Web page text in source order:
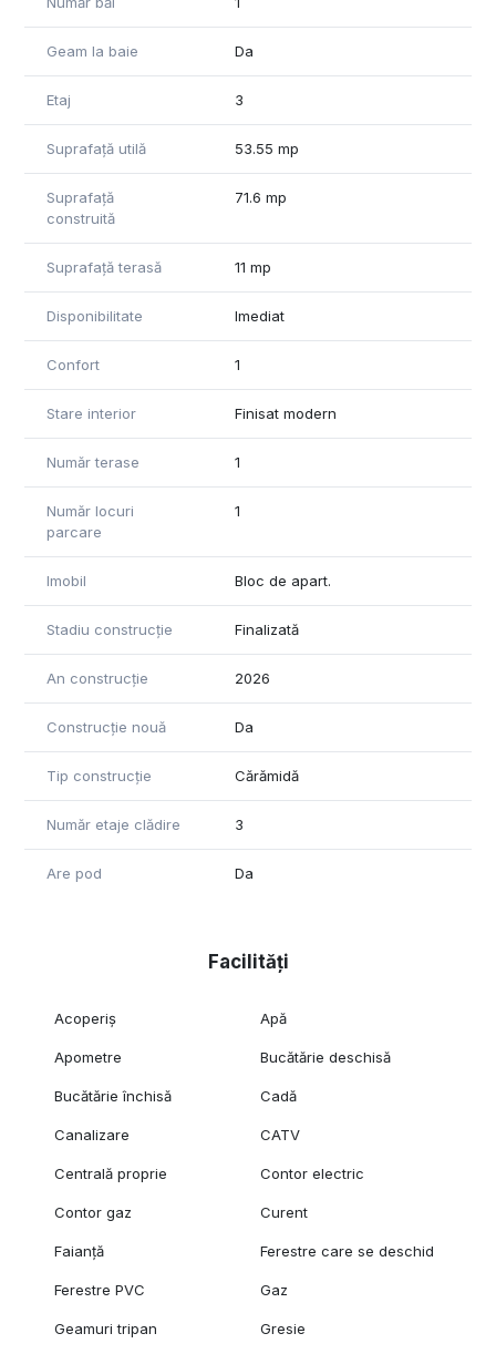
Geam la baie Da
Etaj 3
Suprafață utilă 53.55 mp
Suprafață
construită
71.6 mp
Suprafață terasă 11 mp
Disponibilitate Imediat
Confort 1
Stare interior Finisat modern
Număr terase 1
Număr locuri
parcare
1
Imobil Bloc de apart.
Stadiu construcție Finalizată
An construcție 2026
Construcție nouă Da
Tip construcție Cărămidă
Număr etaje clădire 3
Are pod Da
Facilități
Acoperiș Apă
Apometre Bucătărie deschisă
Bucătărie închisă Cadă
Canalizare CATV
Centrală proprie Contor electric
Contor gaz Curent
Faianță Ferestre care se deschid
Ferestre PVC Gaz
Geamuri tripan Gresie